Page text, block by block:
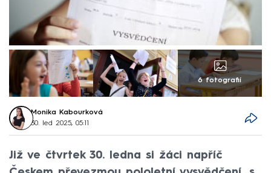
6 fotografií
Monika Kabourková
30. led 2025, 05:11
Již ve čtvrtek 30. ledna si žáci napříč